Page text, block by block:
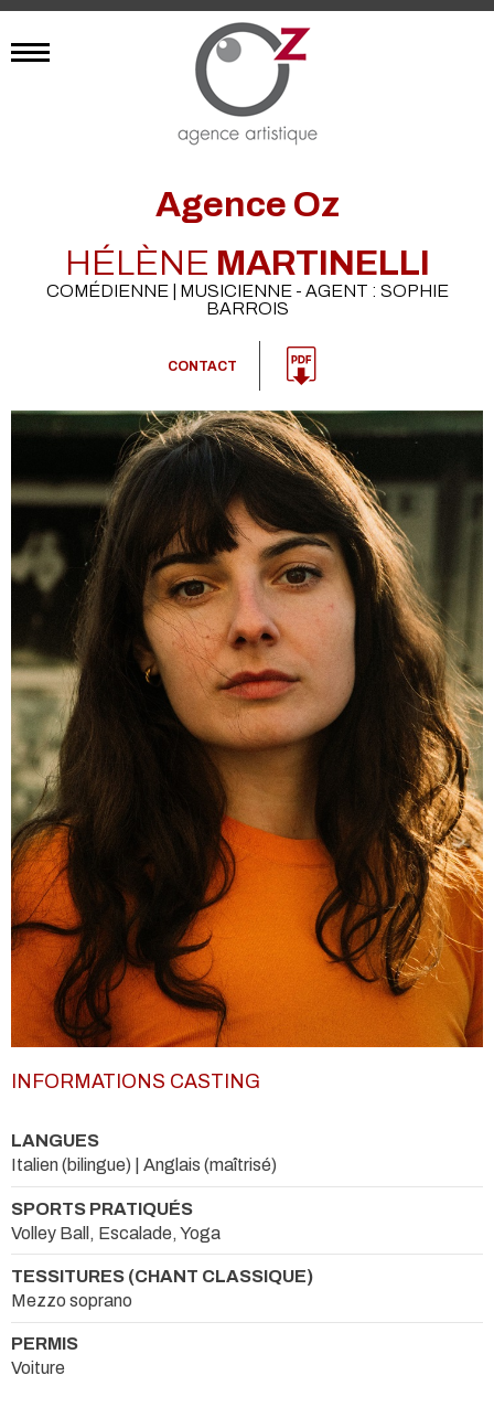
Agence Oz
HÉLÈNE MARTINELLI
COMÉDIENNE | MUSICIENNE - AGENT : SOPHIE
BARROIS
CONTACT
INFORMATIONS CASTING
LANGUES
Italien (bilingue) | Anglais (maîtrisé)
SPORTS PRATIQUÉS
Volley Ball, Escalade, Yoga
TESSITURES (CHANT CLASSIQUE)
Mezzo soprano
PERMIS
Voiture